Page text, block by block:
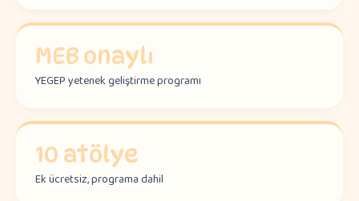
MEB onaylı
YEGEP yetenek geliştirme programı
10 atölye
Ek ücretsiz, programa dahil